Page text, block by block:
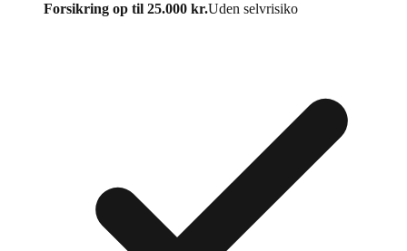
Forsikring op til 25.000 kr.Uden selvrisiko